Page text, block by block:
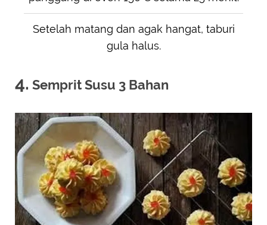
Setelah matang dan agak hangat, taburi
gula halus.
4. Semprit Susu 3 Bahan